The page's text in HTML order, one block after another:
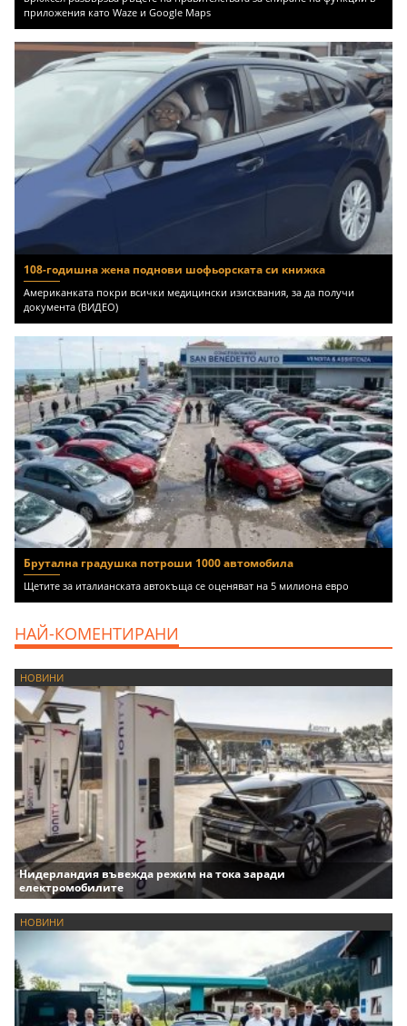
приложения като Waze и Google Maps
108-годишна жена поднови шофьорската си книжка
Американката покри всички медицински изисквания, за да получи
документа (ВИДЕО)
Брутална градушка потроши 1000 автомобила
Щетите за италианската автокъща се оценяват на 5 милиона евро
НАЙ-КОМЕНТИРАНИ
НОВИНИ
Нидерландия въвежда режим на тока заради
електромобилите
НОВИНИ